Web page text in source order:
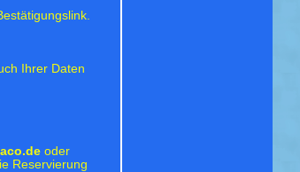
Ihrer Daten
oder
Reservierung